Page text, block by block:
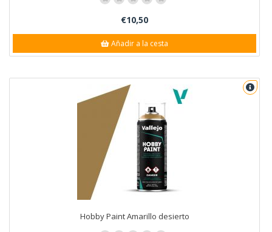
€10,50
Añadir a la cesta
Hobby Paint Amarillo desierto